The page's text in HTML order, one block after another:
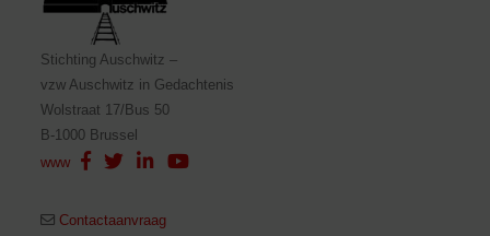
Stichting Auschwitz –
vzw Auschwitz in Gedachtenis
Wolstraat 17/Bus 50
B-1000 Brussel
www
Contactaanvraag